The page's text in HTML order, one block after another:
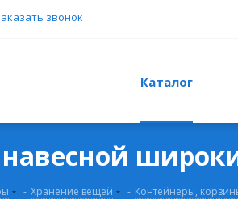
звонок
Каталог
- Хранение вещей - Контейнеры,